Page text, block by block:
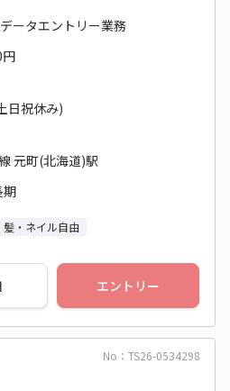
ータエントリー業務
日祝休み)
元町(北海道)駅
期
髪・ネイル自由
エントリー
No：TS26-0534298